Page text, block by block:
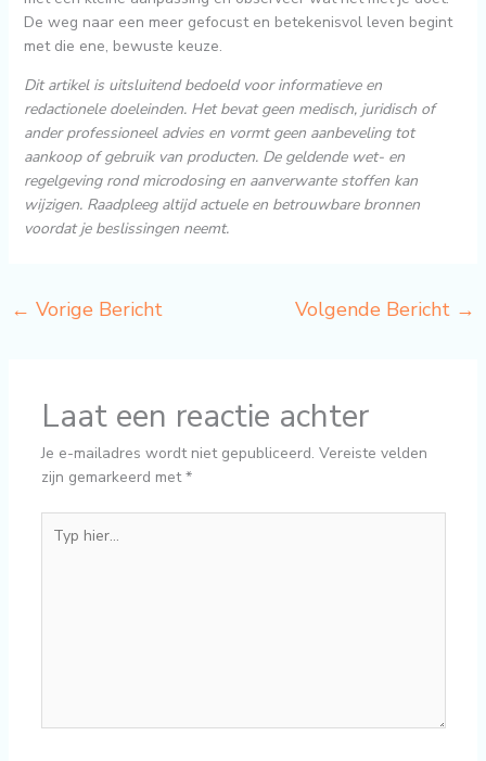
De weg naar een meer gefocust en betekenisvol leven begint
met die ene, bewuste keuze.
Dit artikel is uitsluitend bedoeld voor informatieve en
redactionele doeleinden. Het bevat geen medisch, juridisch of
ander professioneel advies en vormt geen aanbeveling tot
aankoop of gebruik van producten. De geldende wet- en
regelgeving rond microdosing en aanverwante stoffen kan
wijzigen. Raadpleeg altijd actuele en betrouwbare bronnen
voordat je beslissingen neemt.
← Vorige Bericht Volgende Bericht →
Laat een reactie achter
Je e-mailadres wordt niet gepubliceerd. Vereiste velden
zijn gemarkeerd met*
hier...